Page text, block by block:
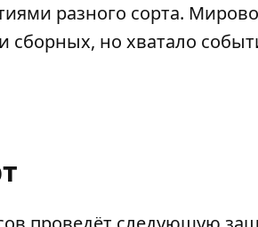
разного сорта.
сборных, но хватало